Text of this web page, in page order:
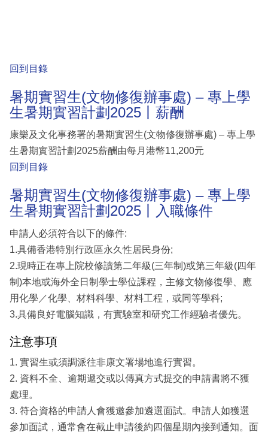
回到目錄
暑期實習生(文物修復辦事處) – 專上學
生暑期實習計劃2025丨薪酬
康樂及文化事務署的暑期實習生(文物修復辦事處) – 專上學
生暑期實習計劃2025薪酬由每月港幣11,200元
回到目錄
暑期實習生(文物修復辦事處) – 專上學
生暑期實習計劃2025丨入職條件
申請人必須符合以下的條件:
1.具備香港特別行政區永久性居民身份;
2.現時正在專上院校修讀第二年級(三年制)或第三年級(四年
制)本地或海外全日制學士學位課程，主修文物修復學、應
用化學／化學、材料科學、材料工程，或同等學科;
3.具備良好電腦知識，有實驗室和研究工作經驗者優先。
注意事項
1. 實習生或須調派往非康文署場地進行實習。
2. 資料不全、逾期遞交或以傳真方式提交的申請書將不獲
處理。
3. 符合資格的申請人會獲邀參加遴選面試。申請人如獲選
參加面試，通常會在截止申請後約四個星期內接到通知。面